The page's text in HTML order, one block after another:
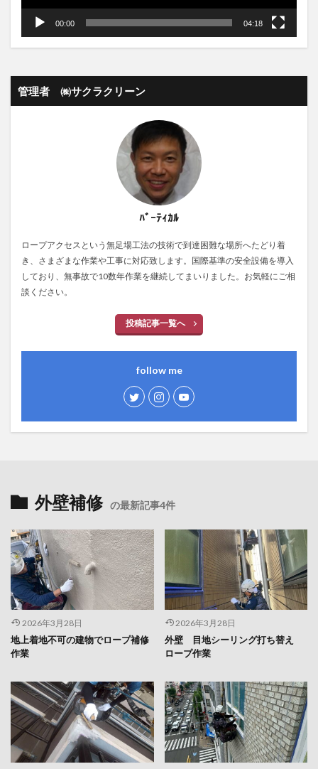
00:00 04:18
管理者 ㈱サクラクリーン
ﾊﾞｰﾃｨｶﾙ
ロープアクセスという無足場工法の技術で到達困難な場所へたどり着
き、さまざまな作業や工事に対応致します。国際基準の安全設備を導入
しており、無事故で10数年作業を継続してまいりました。お気軽にご相
談ください。
投稿記事一覧へ
follow me
外壁補修 の最新記事4件
2026年3月28日
地上着地不可の建物でロープ補修
作業
2026年3月28日
外壁 目地シーリング打ち替え
ロープ作業